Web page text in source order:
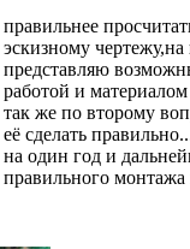
правильнее
эскизному чертежу,на
представляю
работой и
так же по второму
её сделать
на один год и
правильного монтажа